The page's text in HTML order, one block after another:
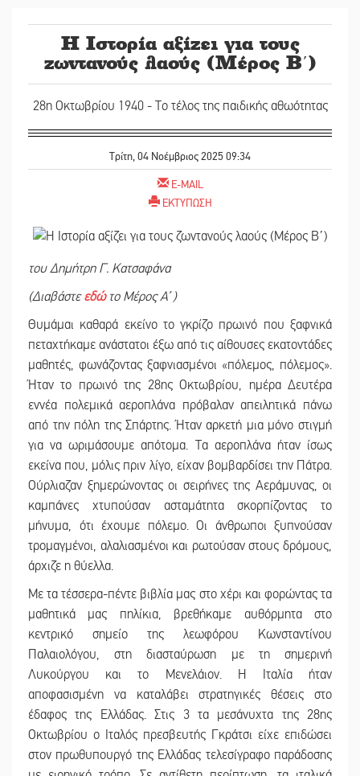
Η Ιστορία αξίζει για τους
ζωντανούς λαούς (Μέρος Β΄)
28η Οκτωβρίου 1940 - Το τέλος της παιδικής αθωότητας
Τρίτη, 04 Νοέμβριος 2025 09:34
E-MAIL
ΕΚΤΥΠΩΣΗ
του Δημήτρη Γ. Κατσαφάνα
(Διαβάστεεδώτο Μέρος Α΄)
Θυμάμαι καθαρά εκείνο το γκρίζο πρωινό που ξαφνικά
πεταχτήκαμε ανάστατοι έξω από τις αίθουσες εκατοντάδες
μαθητές, φωνάζοντας ξαφνιασμένοι «πόλεμος, πόλεμος».
Ήταν το πρωινό της 28ης Οκτωβρίου, ημέρα Δευτέρα
εννέα πολεμικά αεροπλάνα πρόβαλαν απειλητικά πάνω
από την πόλη της Σπάρτης. Ήταν αρκετή μια μόνο στιγμή
για να ωριμάσουμε απότομα. Τα αεροπλάνα ήταν ίσως
εκείνα που, μόλις πριν λίγο, είχαν βομβαρδίσει την Πάτρα.
Ούρλιαζαν ξημερώνοντας οι σειρήνες της Αεράμυνας, οι
καμπάνες χτυπούσαν ασταμάτητα σκορπίζοντας το
μήνυμα, ότι έχουμε πόλεμο. Οι άνθρωποι ξυπνούσαν
τρομαγμένοι, αλαλιασμένοι και ρωτούσαν στους δρόμους,
άρχιζε η θύελλα.
Με τα τέσσερα-πέντε βιβλία μας στο χέρι και φορώντας τα
μαθητικά μας πηλίκια, βρεθήκαμε αυθόρμητα στο
κεντρικό σημείο της λεωφόρου Κωνσταντίνου
Παλαιολόγου, στη διασταύρωση με τη σημερινή
Λυκούργου και το Μενελάιον. Η Ιταλία ήταν
αποφασισμένη να καταλάβει στρατηγικές θέσεις στο
έδαφος της Ελλάδας. Στις 3 τα μεσάνυχτα της 28ης
Οκτωβρίου ο Ιταλός πρεσβευτής Γκράτσι είχε επιδώσει
στον πρωθυπουργό της Ελλάδας τελεσίγραφο παράδοσης